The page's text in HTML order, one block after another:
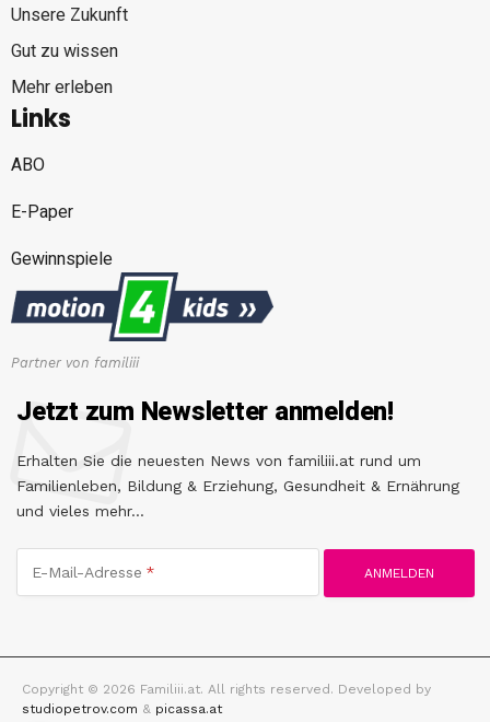
Unsere Zukunft
Gut zu wissen
Mehr erleben
Links
ABO
E-Paper
Gewinnspiele
Partner von familiii
Jetzt zum Newsletter anmelden!
Erhalten Sie die neuesten News von familiii.at rund um
Familienleben, Bildung & Erziehung, Gesundheit & Ernährung
und vieles mehr...
E-Mail-Adresse
Copyright © 2026 Familiii.at. All rights reserved. Developed by
studiopetrov.com & picassa.at